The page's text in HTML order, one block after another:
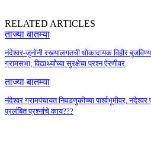
RELATED ARTICLES
ताज्या बातम्या
नंदेश्वर-जुनोनी रस्त्यालगतची धोकादायक विहीर
ग्रामसभा; विद्यार्थ्यांच्या सुरक्षेचा प्रश्न ऐरणीवर
ताज्या बातम्या
नंदेश्वर ग्रामपंचायत निवडणुकीच्या पार्श्वभूमीवर,
प्रलंबित प्रश्नांचे काय???